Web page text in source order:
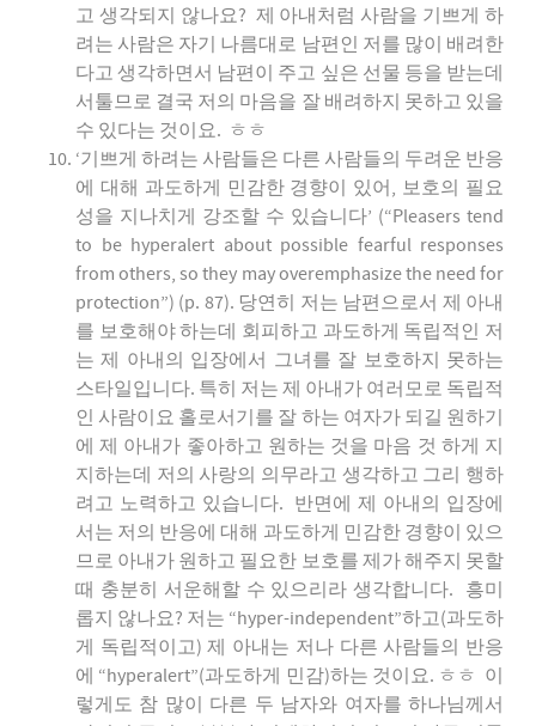
고 생각되지 않나요? 제 아내처럼 사람을 기쁘게 하
려는 사람은 자기 나름대로 남편인 저를 많이 배려한
다고 생각하면서 남편이 주고 싶은 선물 등을 받는데
서툴므로 결국 저의 마음을 잘 배려하지 못하고 있을
수 있다는 것이요. ㅎㅎ
‘기쁘게 하려는 사람들은 다른 사람들의 두려운 반응
에 대해 과도하게 민감한 경향이 있어, 보호의 필요
성을 지나치게 강조할 수 있습니다’ (“Pleasers tend
to be hyperalert about possible fearful responses
from others, so they may overemphasize the need for
protection”) (p. 87). 당연히 저는 남편으로서 제 아내
를 보호해야 하는데 회피하고 과도하게 독립적인 저
는 제 아내의 입장에서 그녀를 잘 보호하지 못하는
스타일입니다. 특히 저는 제 아내가 여러모로 독립적
인 사람이요 홀로서기를 잘 하는 여자가 되길 원하기
에 제 아내가 좋아하고 원하는 것을 마음 것 하게 지
지하는데 저의 사랑의 의무라고 생각하고 그리 행하
려고 노력하고 있습니다. 반면에 제 아내의 입장에
서는 저의 반응에 대해 과도하게 민감한 경향이 있으
므로 아내가 원하고 필요한 보호를 제가 해주지 못할
때 충분히 서운해할 수 있으리라 생각합니다. 흥미
롭지 않나요? 저는 “hyper-independent”하고(과도하
게 독립적이고) 제 아내는 저나 다른 사람들의 반응
에 “hyperalert”(과도하게 민감)하는 것이요. ㅎㅎ 이
렇게도 참 많이 다른 두 남자와 여자를 하나님께서